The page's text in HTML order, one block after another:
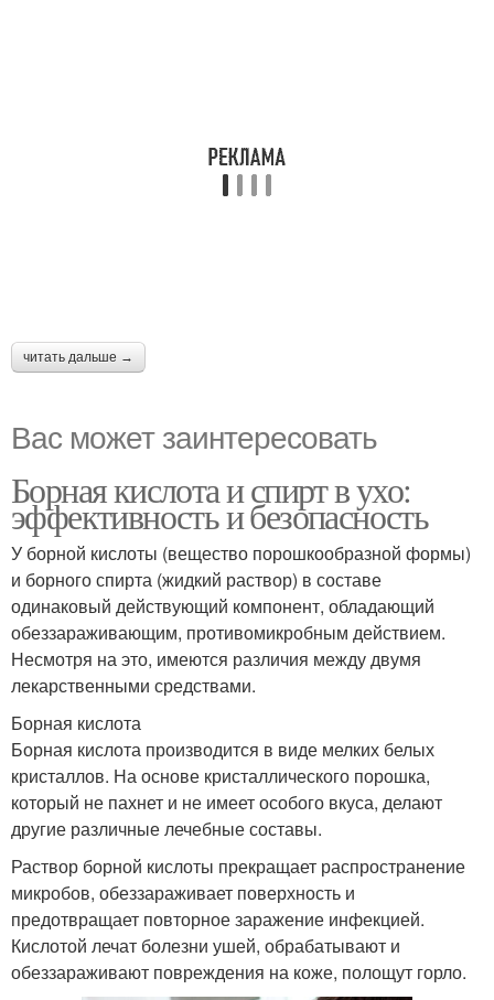
читать дальше →
Вас может заинтересовать
Борная кислота и спирт в ухо:
эффективность и безопасность
У борной кислоты (вещество порошкообразной формы)
и борного спирта (жидкий раствор) в составе
одинаковый действующий компонент, обладающий
обеззараживающим, противомикробным действием.
Несмотря на это, имеются различия между двумя
лекарственными средствами.
Борная кислота
Борная кислота производится в виде мелких белых
кристаллов. На основе кристаллического порошка,
который не пахнет и не имеет особого вкуса, делают
другие различные лечебные составы.
Раствор борной кислоты прекращает распространение
микробов, обеззараживает поверхность и
предотвращает повторное заражение инфекцией.
Кислотой лечат болезни ушей, обрабатывают и
обеззараживают повреждения на коже, полощут горло.